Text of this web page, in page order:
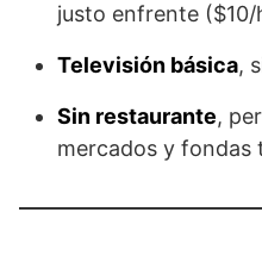
justo enfrente ($10/
Televisión básica,
Sin restaurante,
mercados y fondas